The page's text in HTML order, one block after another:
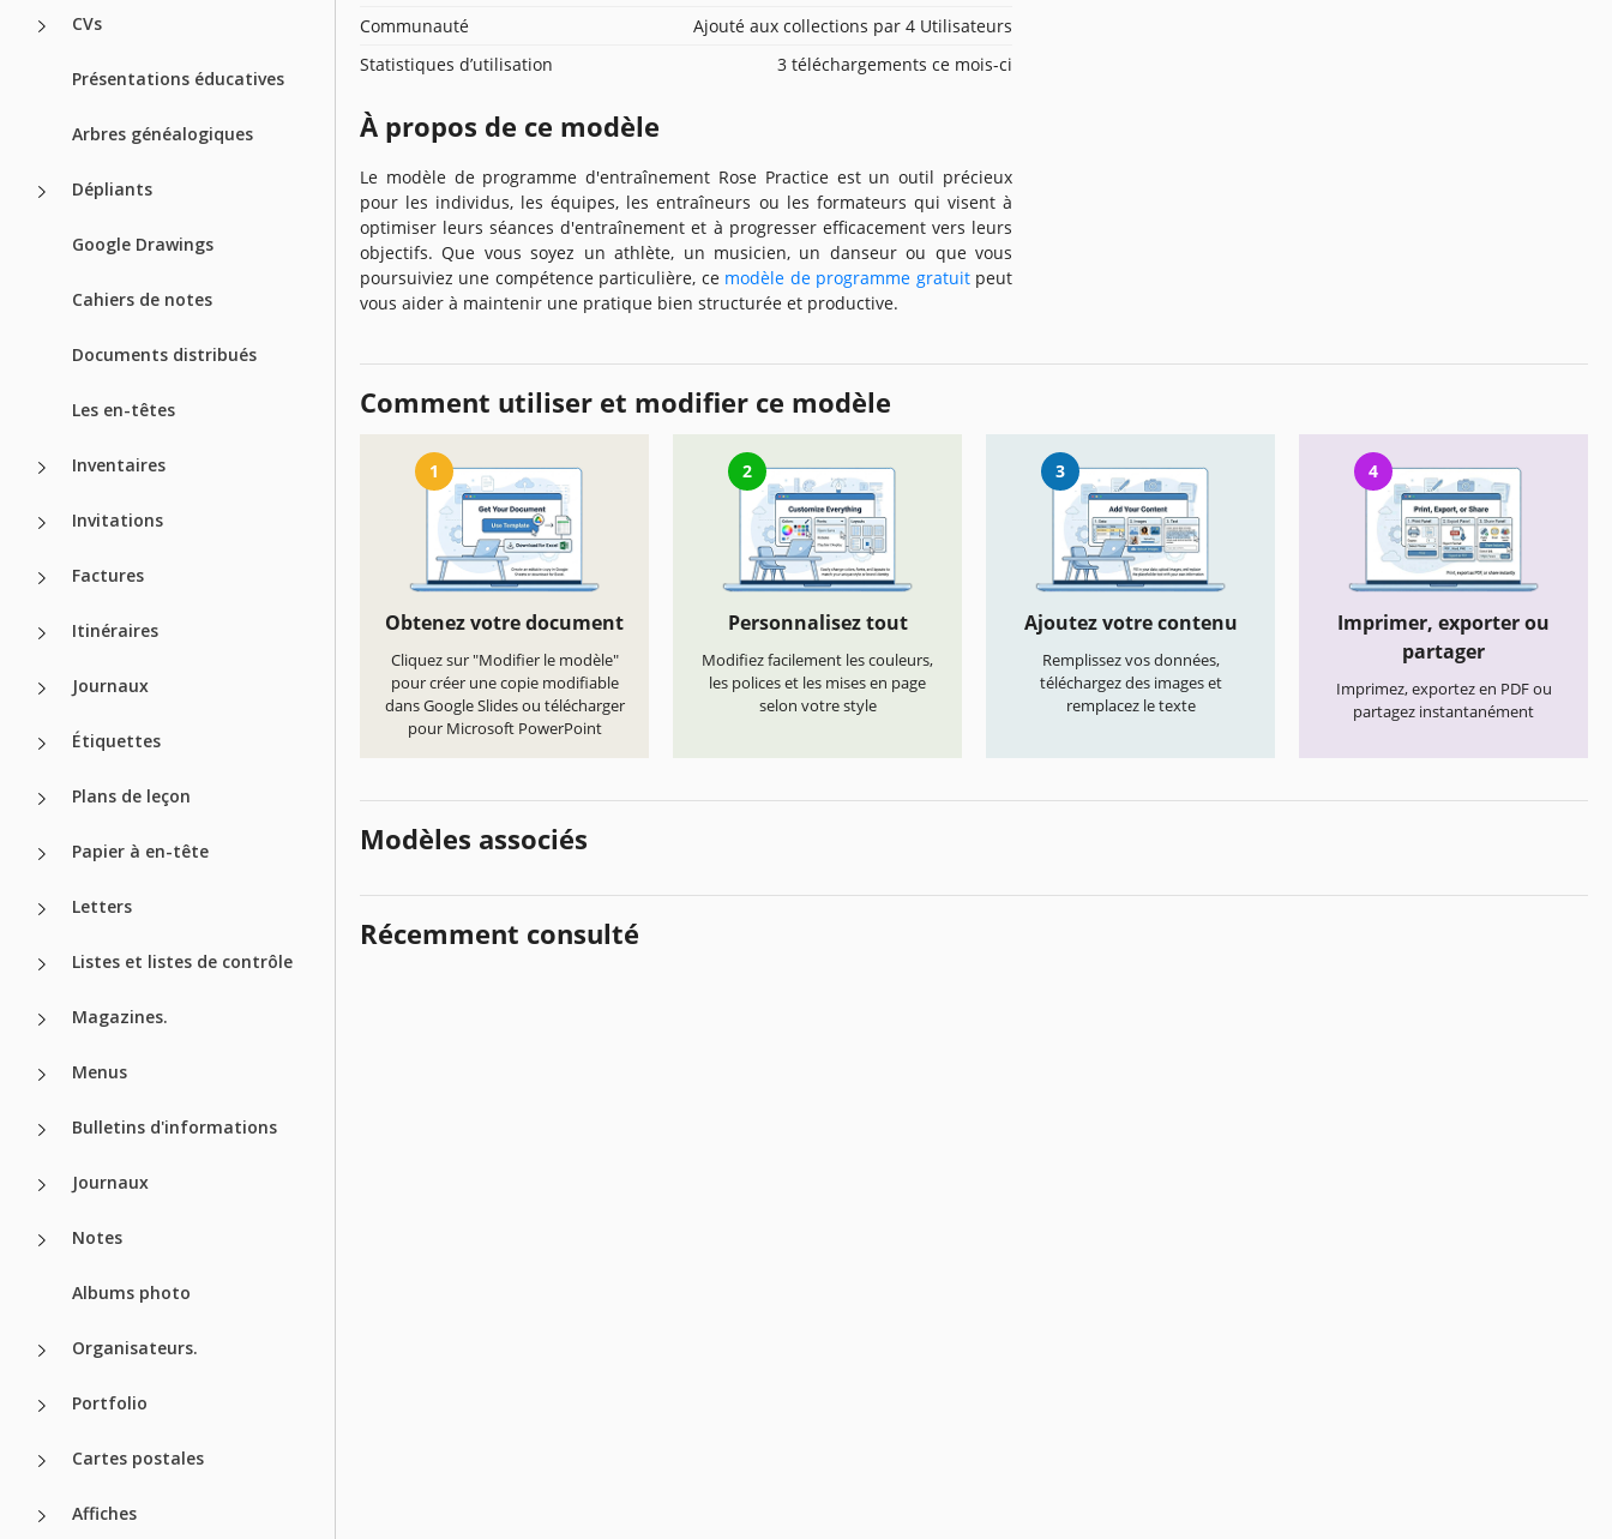
CVs
Présentations éducatives
Arbres généalogiques
Dépliants
Google Drawings
Cahiers de notes
Documents distribués
Les en-têtes
Inventaires
Invitations
Factures
Itinéraires
Journaux
Étiquettes
Plans de leçon
Papier à en-tête
Letters
Listes et listes de contrôle
Magazines.
Menus
Bulletins d'informations
Journaux
Notes
Albums photo
Organisateurs.
Portfolio
Cartes postales
Affiches
Communauté
Ajouté aux collections par 4 Utilisateurs
Statistiques d’utilisation
3 téléchargements ce mois-ci
À propos de ce modèle
Le modèle de programme d'entraînement Rose Practice est un outil précieux
pour les individus, les équipes, les entraîneurs ou les formateurs qui visent à
optimiser leurs séances d'entraînement et à progresser efficacement vers leurs
objectifs. Que vous soyez un athlète, un musicien, un danseur ou que vous
poursuiviez une compétence particulière, ce modèle de programme gratuitpeut
vous aider à maintenir une pratique bien structurée et productive.
Comment utiliser et modifier ce modèle
1
Obtenez votre document
Cliquez sur "Modifier le modèle"
pour créer une copie modifiable
dans Google Slides ou télécharger
pour Microsoft PowerPoint
2
Personnalisez tout
Modifiez facilement les couleurs,
les polices et les mises en page
selon votre style
3
Ajoutez votre contenu
Remplissez vos données,
téléchargez des images et
remplacez le texte
4
Imprimer, exporter ou
partager
Imprimez, exportez en PDF ou
partagez instantanément
Modèles associés
Récemment consulté